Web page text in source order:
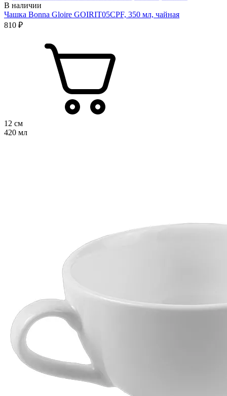
В наличии
Чашка Bonna Gloire GOIRIT05CPF, 350 мл, чайная
810 ₽
12 см
420 мл